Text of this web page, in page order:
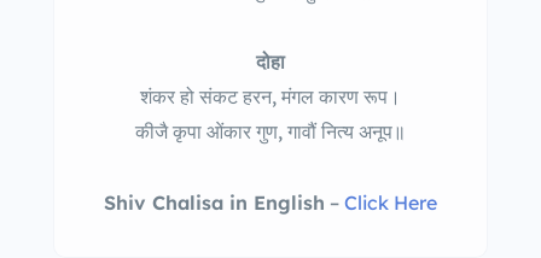
दोहा
शंकर हो संकट हरन, मंगल कारण रूप।
कीजै कृपा ओंकार गुण, गावौं नित्य अनूप॥
Shiv Chalisa in English – Click Here